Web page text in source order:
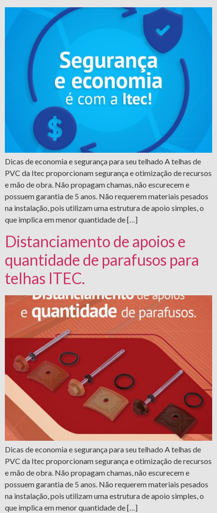
Dicas de economia e segurança para seu telhado A telhas de
PVC da Itec proporcionam segurança e otimização de recursos
e mão de obra. Não propagam chamas, não escurecem e
possuem garantia de 5 anos. Não requerem materiais pesados
na instalação, pois utilizam uma estrutura de apoio simples, o
que implica em menor quantidade de […]
Distanciamento de apoios e
quantidade de parafusos para
telhas ITEC.
Dicas de economia e segurança para seu telhado A telhas de
PVC da Itec proporcionam segurança e otimização de recursos
e mão de obra. Não propagam chamas, não escurecem e
possuem garantia de 5 anos. Não requerem materiais pesados
na instalação, pois utilizam uma estrutura de apoio simples, o
que implica em menor quantidade de […]